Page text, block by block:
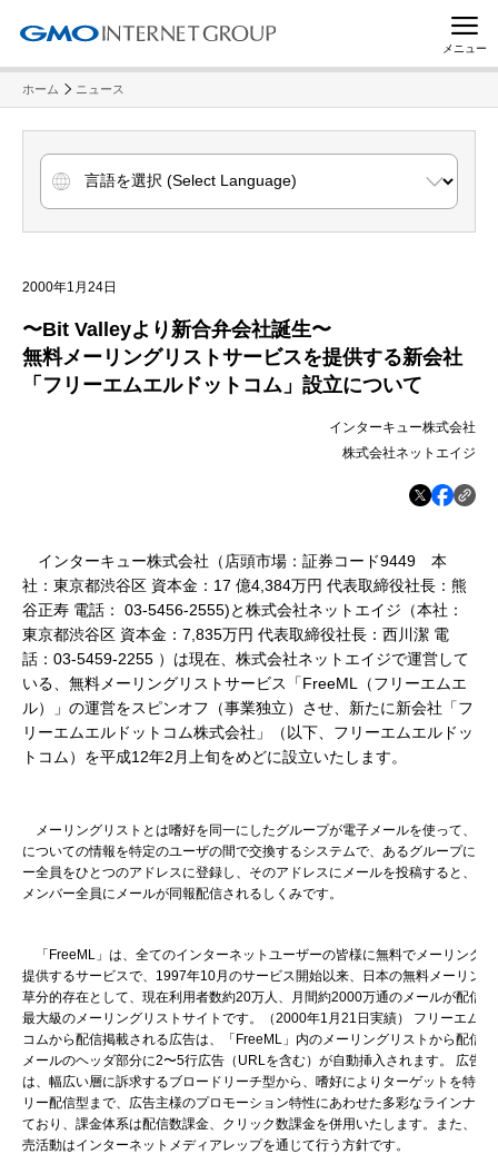
メニュー
ホーム ニュース
2000年1月24日
〜Bit Valleyより新合弁会社誕生〜
無料メーリングリストサービスを提供する新会社
「フリーエムエルドットコム」設立について
インターキュー株式会社
株式会社ネットエイジ
インターキュー株式会社（店頭市場：証券コード9449 本
社：東京都渋谷区 資本金：17 億4,384万円 代表取締役社長：熊
谷正寿 電話： 03-5456-2555)と株式会社ネットエイジ（本社：
東京都渋谷区 資本金：7,835万円 代表取締役社長：西川潔 電
話：03-5459-2255 ）は現在、株式会社ネットエイジで運営して
いる、無料メーリングリストサービス「FreeML（フリーエムエ
ル）」の運営をスピンオフ（事業独立）させ、新たに新会社「フ
リーエムエルドットコム株式会社」（以下、フリーエムエルドッ
トコム）を平成12年2月上旬をめどに設立いたします。
メーリングリストとは嗜好を同一にしたグループが電子メールを使って、特
についての情報を特定のユーザの間で交換するシステムで、あるグループに属
ー全員をひとつのアドレスに登録し、そのアドレスにメールを投稿すると、そ
メンバー全員にメールが同報配信されるしくみです。
「FreeML」は、全てのインターネットユーザーの皆様に無料でメーリング
提供するサービスで、1997年10月のサービス開始以来、日本の無料メーリン
草分的存在として、現在利用者数約20万人、月間約2000万通のメールが配信
最大級のメーリングリストサイトです。（2000年1月21日実績） フリーエムエ
コムから配信掲載される広告は、「FreeML」内のメーリングリストから配信
メールのヘッダ部分に2〜5行広告（URLを含む）が自動挿入されます。 広告
は、幅広い層に訴求するブロードリーチ型から、嗜好によりターゲットを特定
リー配信型まで、広告主様のプロモーション特性にあわせた多彩なラインナッ
ており、課金体系は配信数課金、クリック数課金を併用いたします。また、実
売活動はインターネットメディアレップを通じて行う方針です。